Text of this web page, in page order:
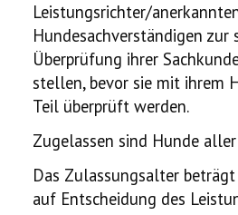
Leistungsrichter/
Hundesachverständigen zur
Überprüfung ihrer
stellen, bevor sie mit ihrem
Teil überprüft werden.
Zugelassen sind Hunde
Das Zulassungsalter
auf Entscheidung des